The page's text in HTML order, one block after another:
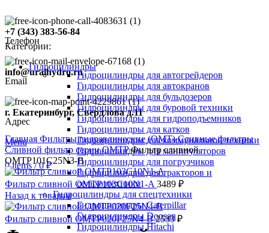
+7 (343) 383-56-84
Телефон
info@uralhydro.ru
Email
г. Екатеринбург, Свердлова д.11
Адрес
Menu
0items / 0₽
Категории:
Гидроцилиндры
Гидроцилиндры для автогрейдеров
Гидроцилиндры для автокранов
Гидроцилиндры для бульдозеров
Гидроцилиндры для буровой техники
Гидроцилиндры для гидроподъемников
Гидроцилиндры для катков
Гидроцилиндры для коммунальной техники
Гидроцилиндры для манипуляторов
Гидроцилиндры для погрузчиков
Гидроцилиндры для тракторов и
сельхозтехники
Гидроцилиндры для спецтехники
Гидроцилиндры Caterpillar
Гидроцилиндры Doosan
Гидроцилиндры Hitachi
Click to enlarge
Главная Фильтры гидравлические (OMT)Сливные фильтры
Сливной фильтр серии OMTPФильтр сливной
OMTP101C25N3-B
Фильтр сливной OMTP103C10N1-A 3489 ₽
Назад к товарам
Фильтр сливной OMTP020F25N4-B2533₽